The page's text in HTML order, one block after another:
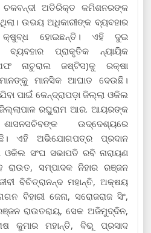
ଅତିରିକ୍ତ କମିଶନରଙ୍କ
ଉଭୟ ଅଧିକାରୀଙ୍କ ବ୍ୟବହାର
କ୍ଷୁବ୍ଧ ହୋଇଛନ୍ତି। ଏହି ଦୁଇ
ବ୍ୟବହାର ପ୍ରାକୃତିକ ନ୍ୟାୟିକ
ନାଚୁରାଲ ଜଷ୍ଟିସ)କୁ ରକ୍ଷା
ମାନସିକ ଆଘାତ ଦେଉଛି।
ପାଇଁ କେନ୍ଦ୍ରାପଡ଼ା ଜିଲ୍ଲା ଓକିଲ
ରଘୁରାମ ଆର. ଆୟରଙ୍କ
ଉଦ୍ଦେଶ୍ୟରେ
ଏହି ଅଭିଯୋଗପତ୍ର ପ୍ରଦାନ
ଓକିଲ ସଂଘ ସଭାପତି ରବି ନାରାୟଣ
ରାଉତ, ସମ୍ପାଦକ ନିହାର ରଞ୍ଜନ
ବିଚିତ୍ରାନନ୍ଦ ମହାନ୍ତି, ଅକ୍ଷୟ
ବିହାରୀ ଜେନା, ସରୋଜରାଜ ସିଂ,
ରାଉତରାୟ, ସେକ ଅଜିମୁଦ୍ଦିନ,
କୁମାର ମହାନ୍ତି, ବିଭୂ ପ୍ରସାଦ